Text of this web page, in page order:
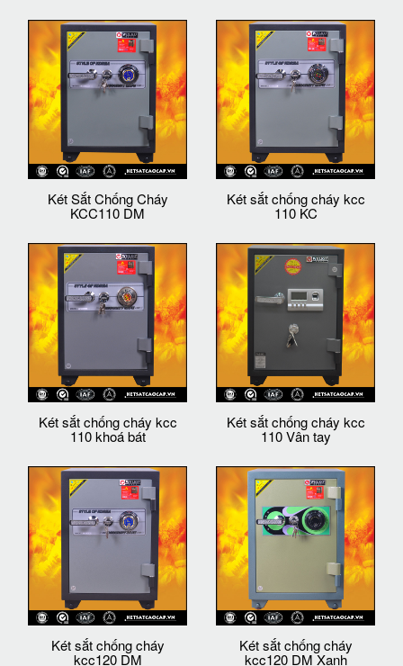
Két Sắt Chống Cháy
KCC110 DM
Két sắt chống cháy kcc
110 KC
Két sắt chống cháy kcc
110 khoá bát
Két sắt chống cháy kcc
110 Vân tay
Két sắt chống cháy
kcc120 DM
Két sắt chống cháy
kcc120 DM Xanh